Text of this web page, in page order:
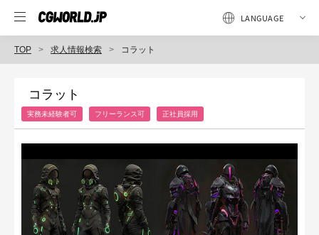
TOP 求人情報検索 コラット
コラット
実務未経験者可 フリーランス可 正社員採用